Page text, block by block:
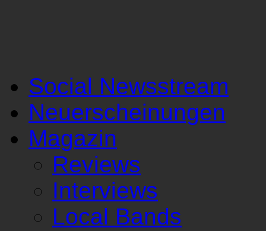
Social Newsstream
Neuerscheinungen
Magazin
Reviews
Interviews
Local Bands